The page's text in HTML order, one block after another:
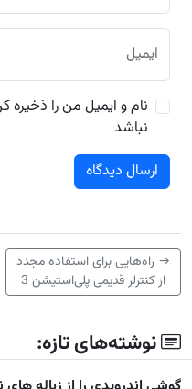
ایمیل
نام و ایمیل من را ذخیره
نباشد
→ راه‌هایی برای استفاده مجدد
از کنترلر قدیمی پلی‌استیشن 3
نوشته‌های تازه: